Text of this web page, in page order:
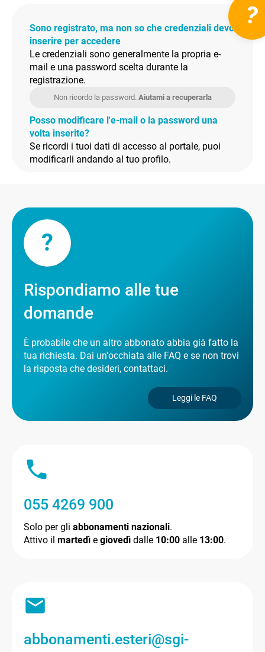
?
Sono registrato, ma non so che credenziali devo
inserire per accedere
Le credenziali sono generalmente la propria e-
mail e una password scelta durante la
registrazione.
Non ricordo la password. Aiutami a recuperarla
Posso modificare l'e-mail o la password una
volta inserite?
Se ricordi i tuoi dati di accesso al portale, puoi
modificarli andando al tuo profilo.
?
Rispondiamo alle tue
domande
È probabile che un altro abbonato abbia già fatto la
tua richiesta. Dai un'occhiata alle FAQ e se non trovi
la risposta che desideri, contattaci.
Leggi le FAQ
055 4269 900
Solo per gli abbonamenti nazionali.
Attivo il martedì e giovedì dalle 10:00 alle 13:00.
abbonamenti.esteri@sgi-